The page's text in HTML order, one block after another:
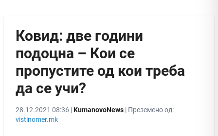
Ковид: две години
подоцна – Кои се
пропустите од кои треба
да се учи?
28.12.2021 08:36 |KumanovoNews | Преземено од:
vistinomer.mk